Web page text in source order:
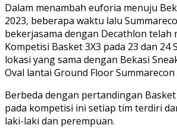
Dalam menambah euforia menuju
2023, beberapa waktu lalu
bekerjasama dengan Decathlon telah
Kompetisi Basket 3X3 pada 23 dan 24
lokasi yang sama dengan Bekasi
Oval lantai Ground Floor Summarecon
Berbeda dengan pertandingan
pada kompetisi ini setiap tim terdiri
laki-laki dan perempuan.